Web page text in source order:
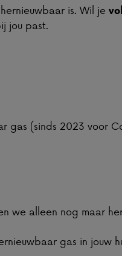
is. Wil je
jou past.
gas (sinds 2023 voor
we alleen nog maar
gas in jouw